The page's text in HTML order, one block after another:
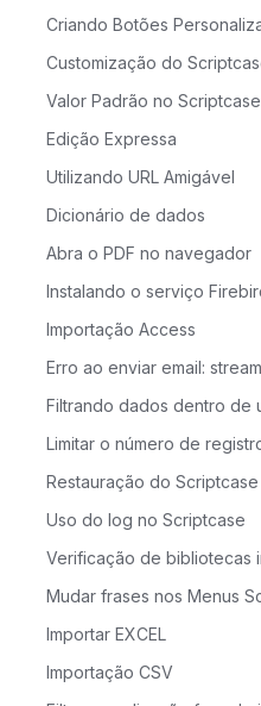
Criando Botões
Customização do
Valor Padrão no Scriptcase
Edição Expressa
Utilizando URL Amigável
Dicionário de dados
Abra o PDF no navegador
Importação Access
Filtrando dados dentro de
Uso do log no Scriptcase
Mudar frases nos Menus
Importar EXCEL
Importação CSV
https://
third/oauth/google-
Adicionando a API no
Após a criação das
arquivo JSON no registro
Após esse procedimento,
do scriptcase:
Informe o nome do
consentimento OAuth
No campo JSON
JSON baixado no
OBS: Depois de informar
botão “AUTH”.
Logo após, selecione a
pois será gerado o
cole o “código de
configurações da API e